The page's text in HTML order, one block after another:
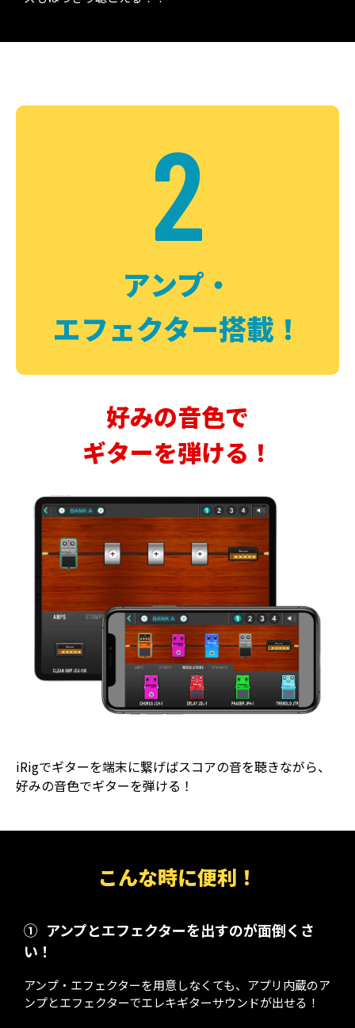
2
アンプ・
エフェクター搭載！
好みの音色で
ギターを弾ける！
iRigでギターを端末に繋げばスコアの音を聴きながら、
好みの音色でギターを弾ける！
こんな時に便利！
① アンプとエフェクターを出すのが面倒くさ
い！
アンプ・エフェクターを用意しなくても、アプリ内蔵のア
ンプとエフェクターでエレキギターサウンドが出せる！